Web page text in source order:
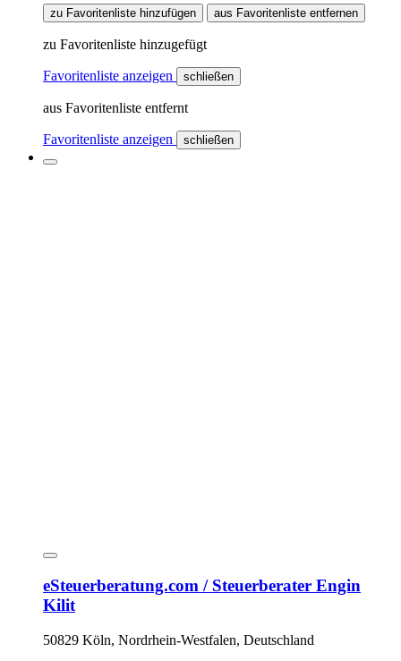
zu Favoritenliste hinzufügen aus Favoritenliste entfernen
zu Favoritenliste hinzugefügt
Favoritenliste anzeigen schließen
aus Favoritenliste entfernt
Favoritenliste anzeigen schließen
eSteuerberatung.com / Steuerberater Engin
Kilit
50829 Köln, Nordrhein-Westfalen, Deutschland